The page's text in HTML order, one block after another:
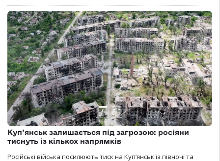
Куп’янськ залишається під загрозою: росіяни
тиснуть із кількох напрямків
Російські війська посилюють тиск на Куп’янськ із півночі та